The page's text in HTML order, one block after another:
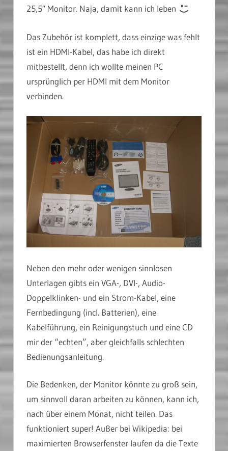
25,5″ Monitor. Naja, damit kann ich leben
Das Zubehör ist komplett, dass einzige was fehlt
ist ein HDMI-Kabel, das habe ich direkt
mitbestellt, denn ich wollte meinen PC
ursprünglich per HDMI mit dem Monitor
verbinden.
Neben den mehr oder wenigen sinnlosen
Unterlagen gibts ein VGA-, DVI-, Audio-
Doppelklinken- und ein Strom-Kabel, eine
Fernbedingung (incl. Batterien), eine
Kabelführung, ein Reinigungstuch und eine CD
mir der “echten”, aber gleichfalls schlechten
Bedienungsanleitung.
Die Bedenken, der Monitor könnte zu groß sein,
um sinnvoll daran arbeiten zu können, kann ich,
nach über einem Monat, nicht teilen. Das
funktioniert super! Außer bei Wikipedia: bei
maximierten Browserfenster laufen da die Texte